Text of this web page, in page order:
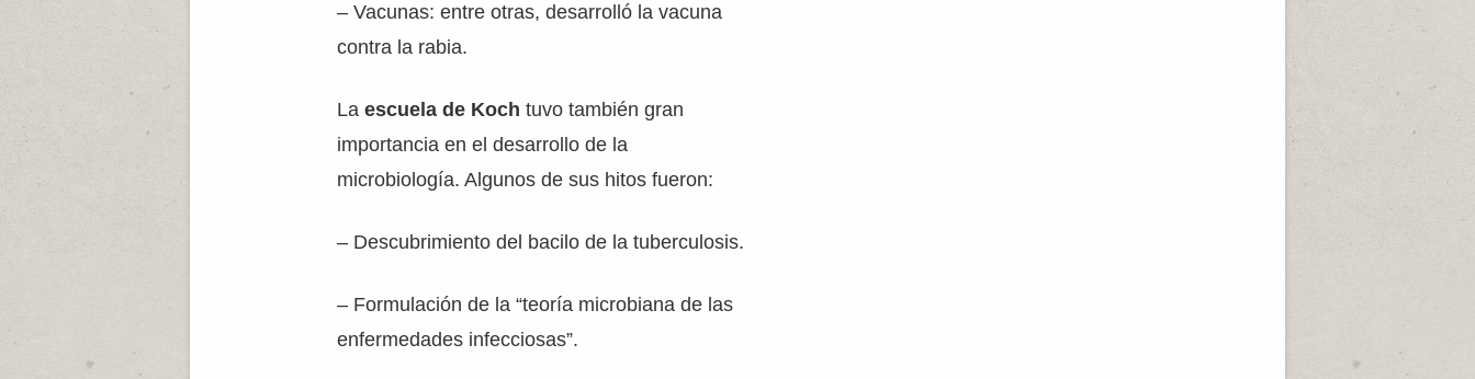
– Vacunas: entre otras, desarrolló la vacuna
contra la rabia.
Laescuela de Koch tuvo también gran
importancia en el desarrollo de la
microbiología. Algunos de sus hitos fueron:
– Descubrimiento del bacilo de la tuberculosis.
– Formulación de la “teoría microbiana de las
enfermedades infecciosas”.